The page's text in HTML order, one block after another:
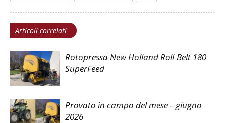
Articoli correlati
Rotopressa New Holland Roll-Belt 180
SuperFeed
Provato in campo del mese – giugno
2026